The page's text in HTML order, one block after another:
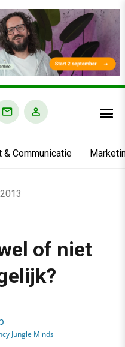
& Communicatie
of niet
Jungle Minds